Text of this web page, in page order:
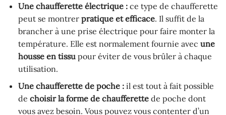
Une chaufferette électrique :ce type de chaufferette
peut se montrer pratique et efficace. Il suffit de la
brancher à une prise électrique pour faire monter la
température. Elle est normalement fournie avec une
housse en tissupour éviter de vous brûler à chaque
utilisation.
Une chaufferette de poche : il est tout à fait possible
de choisir la forme de chaufferettede poche dont
vous avez besoin. Vous pouvez vous contenter d’un